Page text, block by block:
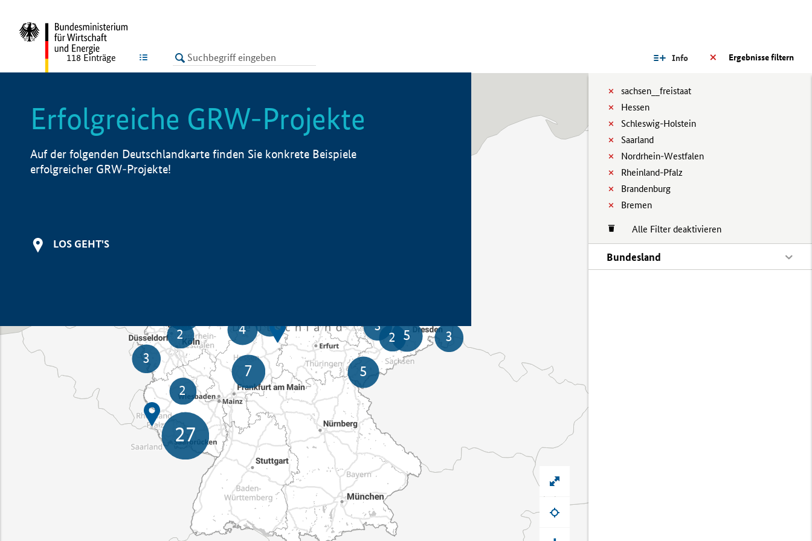
LISTE Ergebnisse filtern
Info
sachsen__freistaat
Hessen
Schleswig-Holstein
Saarland
Nordrhein-Westfalen
Rheinland-Pfalz
Brandenburg
Bremen
Alle Filter deaktivieren
Bundesland
118 Einträge
Erfolgreiche GRW-Projekte
Auf der folgenden Deutschlandkarte finden Sie konkrete Beispiele
erfolgreicher GRW-Projekte!
LOS GEHT'S